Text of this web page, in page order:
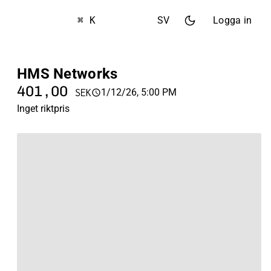
⌘ K SV Logga in
HMS Networks
401,00 SEK
1/12/26, 5:00 PM
Inget riktpris